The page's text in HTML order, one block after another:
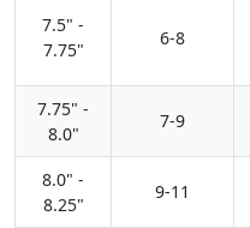
7.5" -
7.75"
6-8
7.75" -
8.0"
7-9
8.0" -
8.25"
9-11